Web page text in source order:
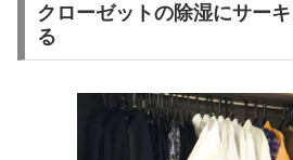
クローゼットの除湿にサー
る